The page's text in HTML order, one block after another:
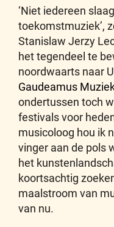
‘Niet iedereen
toekomstmuziek’,
Stanislaw Jerzy
het tegendeel te
noordwaarts naar
Gaudeamus
ondertussen toch
festivals voor
musicoloog hou ik
vinger aan de pols
het
koortsachtig
maalstroom van
van nu.